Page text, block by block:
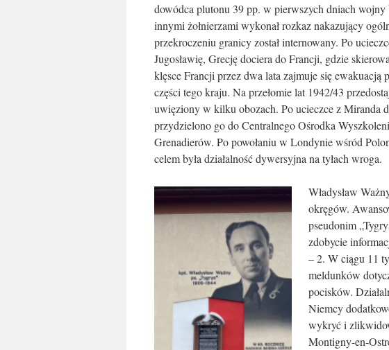
dowódca plutonu 39 pp. w pierwszych dniach wojny
innymi żołnierzami wykonał rozkaz nakazujący
przekroczeniu granicy został internowany. Po
Jugosławię, Grecję dociera do Francji, gdzie
klęsce Francji przez dwa lata zajmuje się
części tego kraju. Na przełomie lat 1942/43
uwięziony w kilku obozach. Po ucieczce z Miranda
przydzielono go do Centralnego Ośrodka
Grenadierów. Po powołaniu w Londynie wśród
celem była działalność dywersyjna na tyłach wroga.
Władysław
okręgów.
pseudonim
zdobycie
– 2. W ciągu 11
meldunków
pocisków.
Niemcy
wykryć i
Montigny-en-